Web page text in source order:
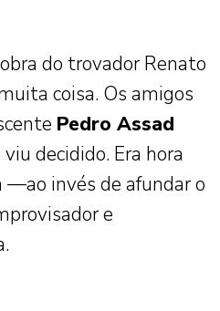
do trovador Renato
coisa. Os amigos
Pedro Assad
viu decidido. Era hora
—ao invés de afundar o
e